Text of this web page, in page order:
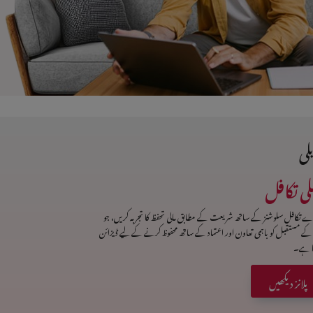
تکافل
تکافل سلوشنز کے ساتھ شریعت کے مطابق مالی تحفظ کا تجربہ کریں، جو
مستقبل کو باہمی تعاون اور اعتماد کے ساتھ محفوظ کرنے کے لیے ڈیزائن
ہے۔
پلانز دیکھیں